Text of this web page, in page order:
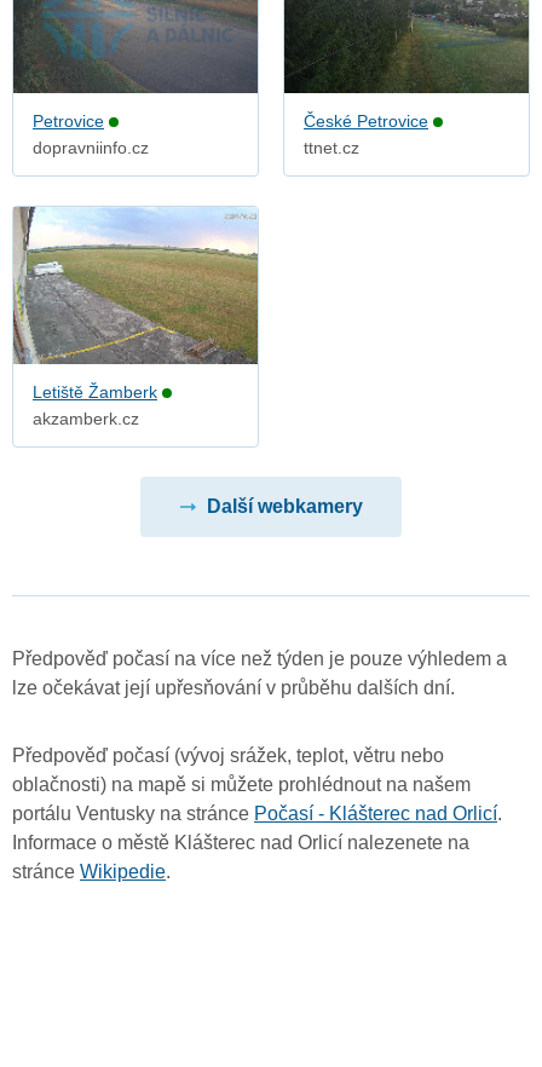
Petrovice
dopravniinfo.cz
České Petrovice
ttnet.cz
Letiště Žamberk
akzamberk.cz
Další webkamery
Předpověď počasí na více než týden je pouze výhledem a
lze očekávat její upřesňování v průběhu dalších dní.
Předpověď počasí (vývoj srážek, teplot, větru nebo
oblačnosti) na mapě si můžete prohlédnout na našem
portálu Ventusky na stránce Počasí - Klášterec nad Orlicí.
Informace o městě Klášterec nad Orlicí nalezenete na
stránce Wikipedie.